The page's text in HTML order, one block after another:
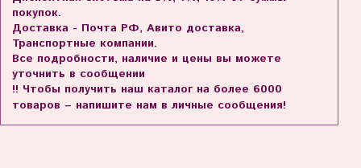
покупок.
Доставка - Почта РФ, Авито доставка,
Транспортные компании.
Все подробности, наличие и цены вы можете
уточнить в сообщении
!! Чтобы получить наш каталог на более 6000
товаров – напишите нам в личные сообщения!